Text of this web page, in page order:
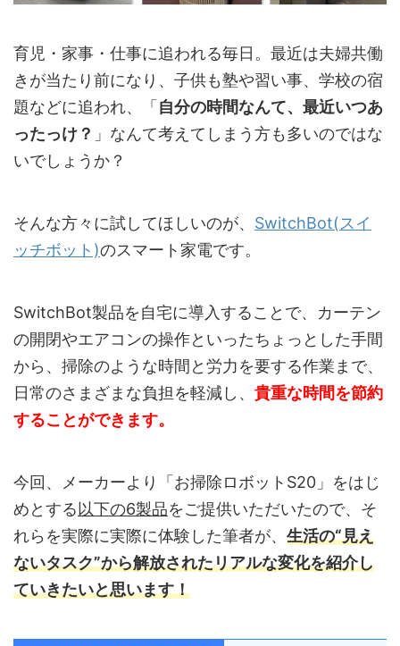
育児・家事・仕事に追われる毎日。最近は夫婦共働
きが当たり前になり、子供も塾や習い事、学校の宿
題などに追われ、「 自分の時間なんて、最近いつあ
ったっけ？ 」なんて考えてしまう方も多いのではな
いでしょうか？
そんな方々に試してほしいのが、 SwitchBot(スイ
ッチボット)のスマート家電です。
SwitchBot製品を自宅に導入することで、カーテン
の開閉やエアコンの操作といったちょっとした手間
から、掃除のような時間と労力を要する作業まで、
日常のさまざまな負担を軽減し、 貴重な時間を節約
することができます。
今回、メーカーより「お掃除ロボットS20」をはじ
めとする 以下の6製品をご提供いただいたので、そ
れらを実際に実際に体験した筆者が、 生活の“見え
ないタスク”から解放されたリアルな変化を紹介し
ていきたいと思います！